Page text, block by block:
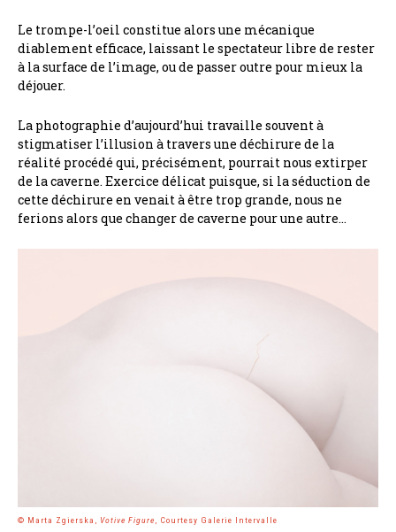
Le trompe-l’oeil constitue alors une mécanique
diablement efficace, laissant le spectateur libre de rester
à la surface de l’image, ou de passer outre pour mieux la
déjouer.
La photographie d’aujourd’hui travaille souvent à
stigmatiser l’illusion à travers une déchirure de la
réalité procédé qui, précisément, pourrait nous extirper
de la caverne. Exercice délicat puisque, si la séduction de
cette déchirure en venait à être trop grande, nous ne
ferions alors que changer de caverne pour une autre…
© Marta Zgierska, Votive Figure , Courtesy Galerie Intervalle